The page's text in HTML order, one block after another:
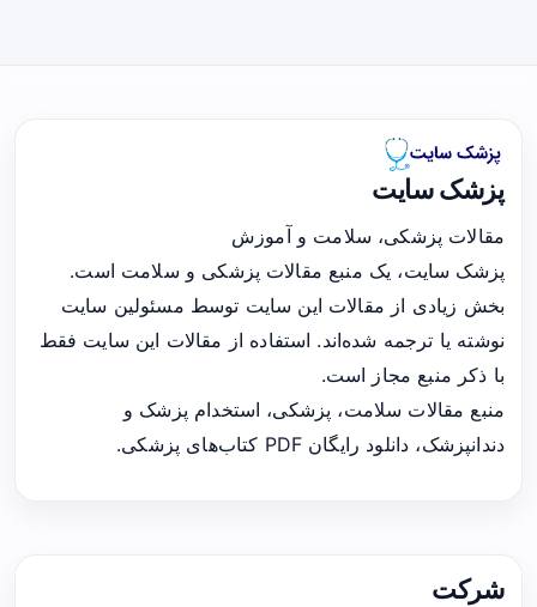
پزشک سایت
مقالات پزشکی، سلامت و آموزش
پزشک سایت، یک منبع مقالات پزشکی و سلامت است.
بخش زیادی از مقالات این سایت توسط مسئولین سایت
نوشته یا ترجمه شده‌اند. استفاده از مقالات این سایت فقط
با ذکر منبع مجاز است.
منبع مقالات سلامت، پزشکی، استخدام پزشک و
دندانپزشک، دانلود رایگان PDF کتاب‌های پزشکی.
شرکت